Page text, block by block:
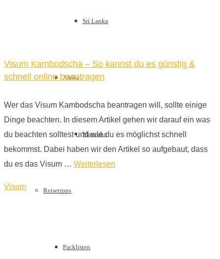
Sri Lanka
Afrika
Marokko
Reisetipps
Packlisten
Visum Kambodscha – So kannst du es günstig &
schnell online beantragen
Wer das Visum Kambodscha beantragen will, sollte einige
Dinge beachten. In diesem Artikel gehen wir darauf ein was
du beachten solltest und wie du es möglichst schnell
bekommst. Dabei haben wir den Artikel so aufgebaut, dass
du es das Visum … Weiterlesen
Visum